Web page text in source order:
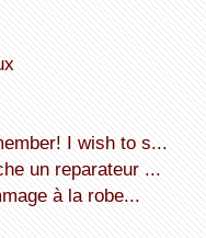
I wish to s...
un reparateur ...
à la robe...